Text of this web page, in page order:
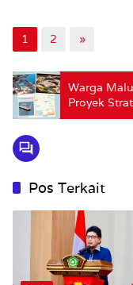
1 2 »
Warga
Proyek
Pos Terkait